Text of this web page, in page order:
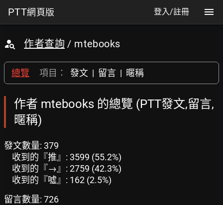
PTT網頁版 登入/註冊
作者查詢 / mtebooks
總覽 項目： 發文 | 留言 | 暱稱
作者 mtebooks 的總覽 (PTT發文,留言,
暱稱)
發文數量: 379
收到的『推』: 3599 (55.2%)
收到的『→』: 2759 (42.3%)
收到的『噓』: 162 (2.5%)
留言數量: 726